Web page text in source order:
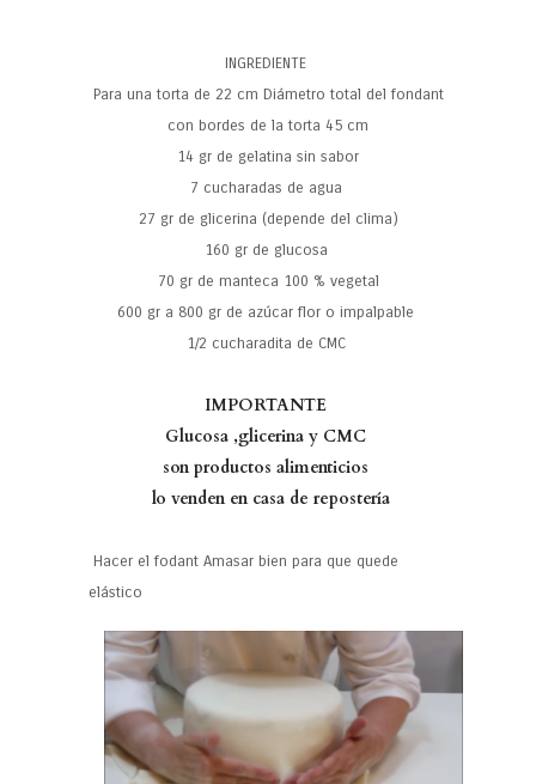
INGREDIENTE
Para una torta de 22 cm Diámetro total del fondant
con bordes de la torta 45 cm
14 gr de gelatina sin sabor
7 cucharadas de agua
27 gr de glicerina (depende del clima)
160 gr de glucosa
70 gr de manteca 100 % vegetal
600 gr a 800 gr de azúcar flor o impalpable
1/2 cucharadita de CMC
IMPORTANTE
Glucosa ,glicerina y CMC
son productos alimenticios
lo venden en casa de repostería
Hacer el fodant Amasar bien para que quede
elástico